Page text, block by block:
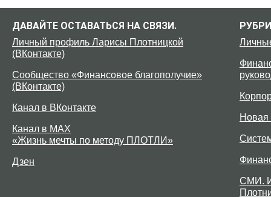
ДАВАЙТЕ ОСТАВАТЬСЯ НА СВЯЗИ.
Личный профиль Ларисы Плотницкой
(ВКонтакте)
Сообщество «Финансовое благополучие»
(ВКонтакте)
Канал в ВКонтакте
Канал в MAX
«Жизнь мечты по методу ПЛОТЛИ»
Дзен
Новая
СМИ.